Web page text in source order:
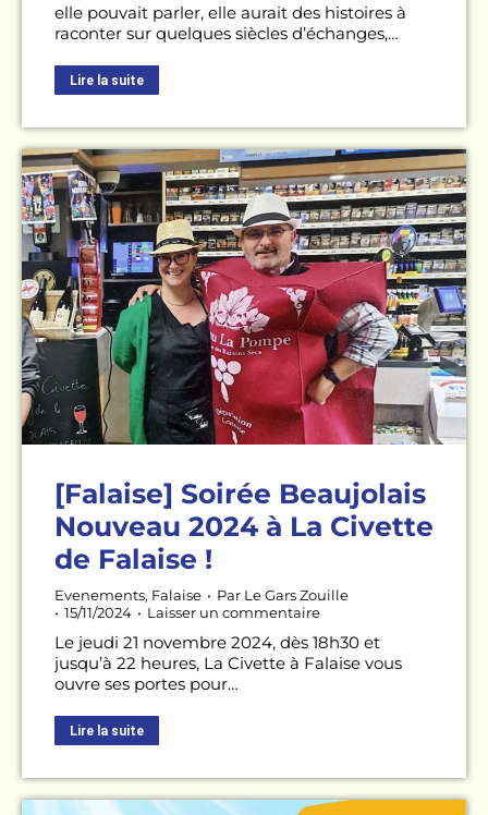
elle pouvait parler, elle aurait des histoires à
raconter sur quelques siècles d’échanges,…
Lire la suite
[Falaise] Soirée Beaujolais
Nouveau 2024 à La Civette
de Falaise !
Evenements, Falaise Par Le Gars Zouille
15/11/2024
Laisser un commentaire
Le jeudi 21 novembre 2024, dès 18h30 et
jusqu’à 22 heures, La Civette à Falaise vous
ouvre ses portes pour…
Lire la suite